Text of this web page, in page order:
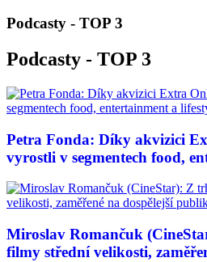
Podcasty - TOP 3
Podcasty - TOP 3
Petra Fonda: Díky akvizici
vyrostli v segmentech food,
Miroslav Romančuk
filmy střední velikosti,